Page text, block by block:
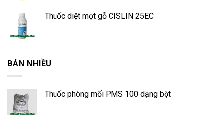
Thuốc diệt mọt gỗ CISLIN 25EC
BÁN NHIỀU
Thuốc phòng mối PMS 100 dạng bột